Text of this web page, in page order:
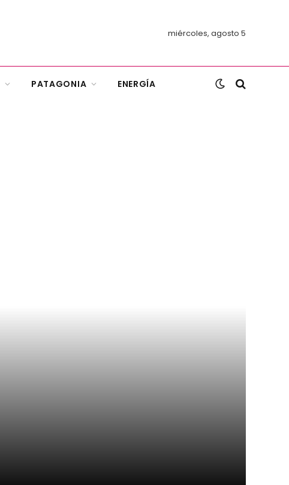
miércoles, agosto 5
PATAGONIA ENERGÍA